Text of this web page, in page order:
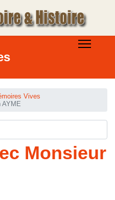
Vives
AYME
Monsieur